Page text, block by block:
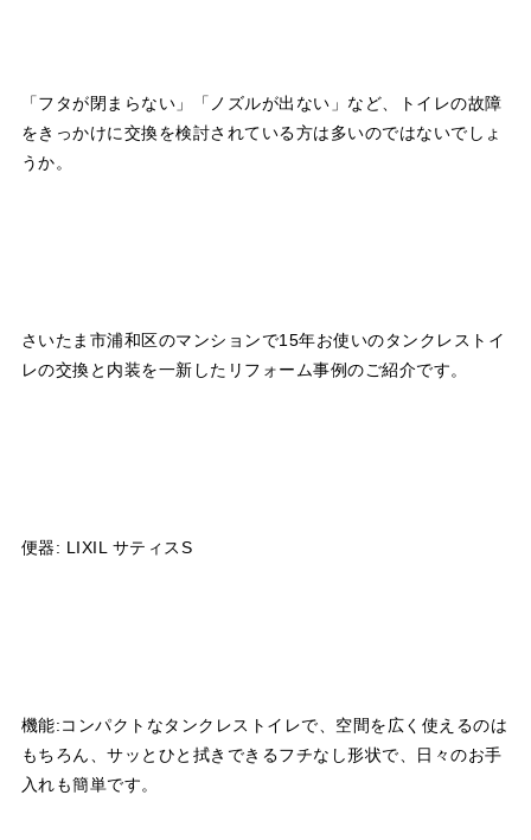
「フタが閉まらない」「ノズルが出ない」など、トイレの故障
をきっかけに交換を検討されている方は多いのではないでしょ
うか。
さいたま市浦和区のマンションで15年お使いのタンクレストイ
レの交換と内装を一新したリフォーム事例のご紹介です。
便器: LIXIL サティスS
機能:コンパクトなタンクレストイレで、空間を広く使えるのは
もちろん、サッとひと拭きできるフチなし形状で、日々のお手
入れも簡単です。